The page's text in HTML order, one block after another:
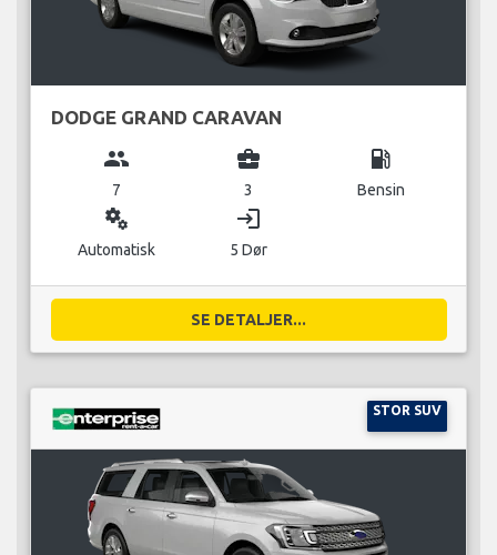
DODGE GRAND CARAVAN
group
7
business_center
3
local_gas_station
Bensin
miscellaneous_services
Automatisk
login
5 Dør
SE DETALJER...
STOR SUV